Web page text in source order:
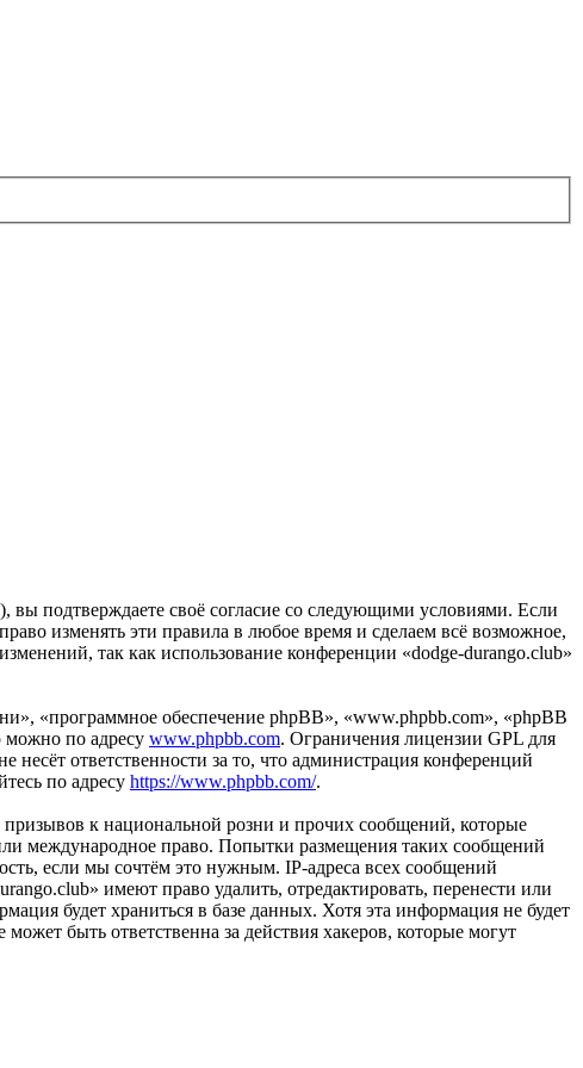
подтверждаете своё согласие со следующими условиями. Если
изменять эти правила в любое время и сделаем всё возможное,
так как использование конференции «dodge-durango.club»
«программное обеспечение phpBB», «www.phpbb.com», «phpBB
можно по адресу www.phpbb.com. Ограничения лицензии GPL для
ответственности за то, что администрация конференций
по адресу https://www.phpbb.com/.
к национальной розни и прочих сообщений, которые
международное право. Попытки размещения таких сообщений
если мы сочтём это нужным. IP-адреса всех сообщений
имеют право удалить, отредактировать, перенести или
будет храниться в базе данных. Хотя эта информация не будет
быть ответственна за действия хакеров, которые могут